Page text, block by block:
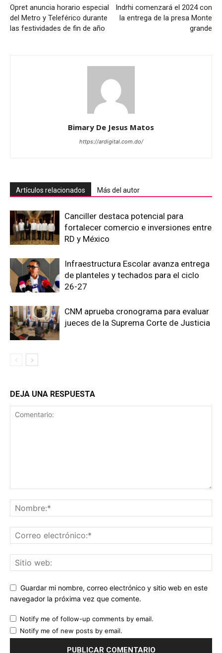
Opret anuncia horario especial
del Metro y Teleférico durante
las festividades de fin de año
Indrhi comenzará el 2024 con
la entrega de la presa Monte
grande
Bimary De Jesus Matos
https://ardigital.com.do/
Artículos relacionados Más del autor
Canciller destaca potencial para
fortalecer comercio e inversiones entre
RD y México
Infraestructura Escolar avanza entrega
de planteles y techados para el ciclo
26-27
CNM aprueba cronograma para evaluar
jueces de la Suprema Corte de Justicia
DEJA UNA RESPUESTA
Guardar mi nombre, correo electrónico y sitio web en este
navegador la próxima vez que comente.
Notify me of follow-up comments by email.
Notify me of new posts by email.